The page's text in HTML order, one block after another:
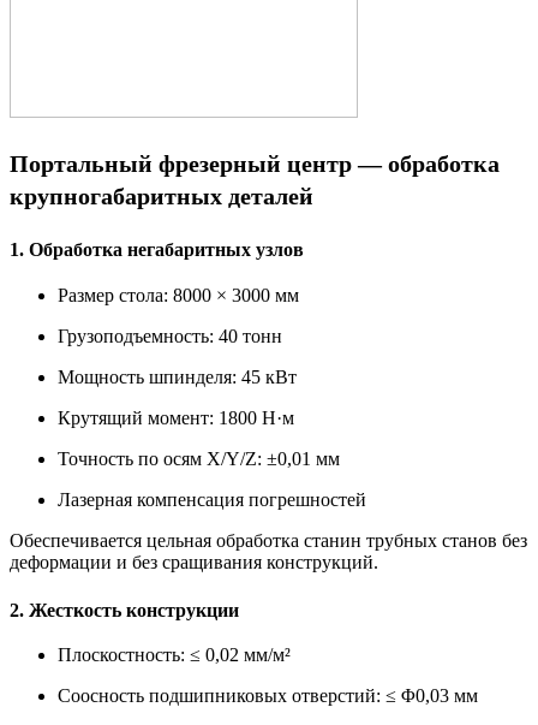
Портальный фрезерный центр — обработка
крупногабаритных деталей
1. Обработка негабаритных узлов
Размер стола: 8000 × 3000 мм
Грузоподъемность: 40 тонн
Мощность шпинделя: 45 кВт
Крутящий момент: 1800 Н·м
Точность по осям X/Y/Z: ±0,01 мм
Лазерная компенсация погрешностей
Обеспечивается цельная обработка станин трубных станов без
деформации и без сращивания конструкций.
2. Жесткость конструкции
Плоскостность: ≤ 0,02 мм/м²
Соосность подшипниковых отверстий: ≤ Φ0,03 мм